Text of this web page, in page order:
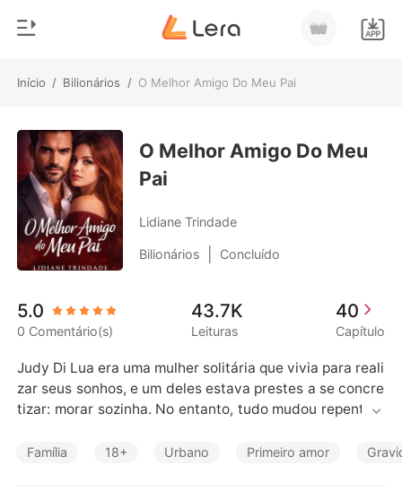
Início / Bilionários / O Melhor Amigo Do Meu Pai
Loja
Histórico
Sair
Baixar App
Gênero
Moderno
Lobisomem
Contos
Bilionários
Contos Curtos
O Melhor Amigo Do Meu
Pai
Lidiane Trindade
Bilionários Concluído
5.0
0 Comentário(s)
43.7K
Leituras
40
Capítulo
Judy Di Lua era uma mulher solitária que vivia para reali
zar seus sonhos, e um deles estava prestes a se concre
tizar: morar sozinha. No entanto, tudo mudou repentina
nte dela. Órfã de mãe desde bebê, Judy sempre tivera
Família 18+ Urbano Primeiro amor